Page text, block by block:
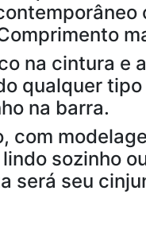
na cintura e
qualquer
na barra.
com
sozinho
será seu